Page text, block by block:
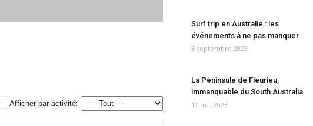
Afficher par activité:
Surf trip en Australie : les
événements à ne pas manquer
5 septembre 2023
La Péninsule de Fleurieu,
immanquable du South Australia
12 mai 2023